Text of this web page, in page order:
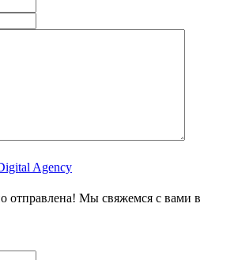
Agency
отправлена! Мы свяжемся с вами в